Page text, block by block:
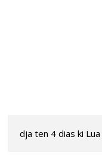
dja ten 4 dias ki Lua